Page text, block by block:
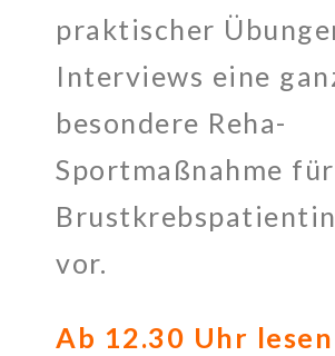
praktischer
Interviews eine
besondere Reha-
Sportmaßnahme für
vor.
Ab 12.30 Uhr